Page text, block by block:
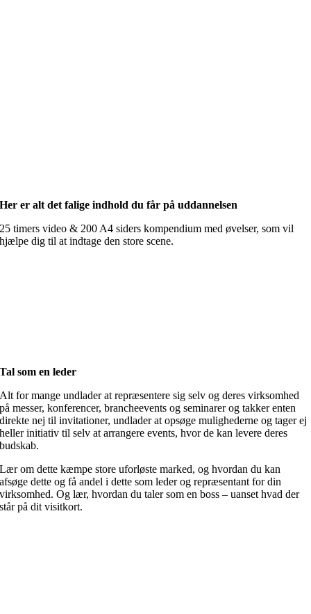
Her er alt det falige indhold du får på uddannelsen
25 timers video & 200 A4 siders kompendium med øvelser, som vil
hjælpe dig til at indtage den store scene.
Tal som en leder
Alt for mange undlader at repræsentere sig selv og deres virksomhed
på messer, konferencer, brancheevents og seminarer og takker enten
direkte nej til invitationer, undlader at opsøge mulighederne og tager ej
heller initiativ til selv at arrangere events, hvor de kan levere deres
budskab.
Lær om dette kæmpe store uforløste marked, og hvordan du kan
afsøge dette og få andel i dette som leder og repræsentant for din
virksomhed. Og lær, hvordan du taler som en boss – uanset hvad der
står på dit visitkort.